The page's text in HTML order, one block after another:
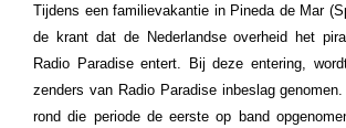
Tijdens een familievakantie in Pineda de Mar
de krant dat de Nederlandse overheid het
Radio Paradise entert. Bij deze entering,
zenders van Radio Paradise inbeslag
rond die periode de eerste op band